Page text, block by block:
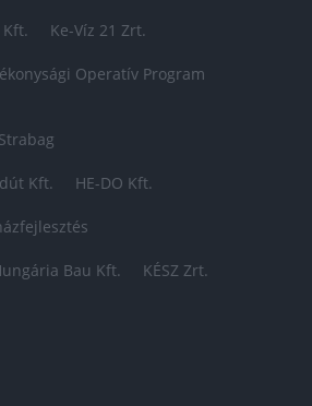
Ke-Víz 21 Zrt.
Operatív Program
Strabag
Kft. HE-DO Kft.
Bau Kft. KÉSZ Zrt.